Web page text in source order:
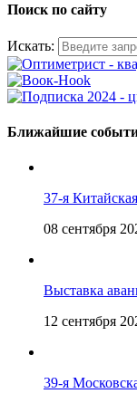
Поиск по сайту
Искать:
Ближайшие
37-я
08 сентября
Выставка
12 сентября
39-я